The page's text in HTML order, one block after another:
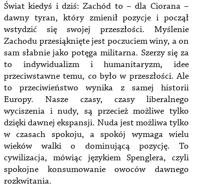
Świat kiedyś i dziś: Zachód to – dla Ciorana –
dawny tyran, który zmienił pozycje i począł
wstydzić się swojej przeszłości. Myślenie
Zachodu przesiąknięte jest poczuciem winy, a on
sam słabnie jako potęga militarna. Szerzy się za
to indywidualizm i humanitaryzm, idee
przeciwstawne temu, co było w przeszłości. Ale
to przeciwieństwo wynika z samej historii
Europy. Nasze czasy, czasy liberalnego
wyciszenia i nudy, są przecież możliwe tylko
dzięki dawnej ekspansji. Nuda jest możliwa tylko
w czasach spokoju, a spokój wymaga wielu
wieków walki o dominującą pozycję. To
cywilizacja, mówiąc językiem Spenglera, czyli
spokojne konsumowanie owoców dawnego
rozkwitania.